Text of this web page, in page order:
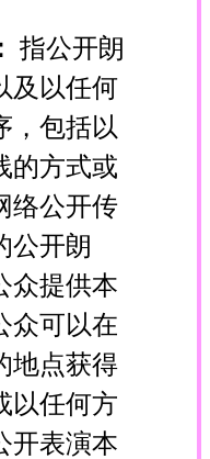
指公开朗
及以任何
，包括以
的方式或
络公开传
公开朗
众提供本
众可以在
地点获得
以任何方
开表演本